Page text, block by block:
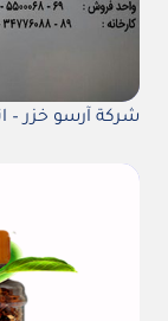
شركة آرسو خزر –